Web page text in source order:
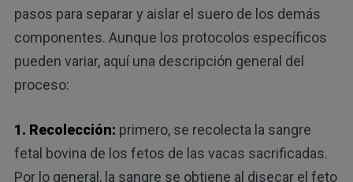
pasos para separar y aislar el suero de los demás
componentes. Aunque los protocolos específicos
pueden variar, aquí una descripción general del
proceso:
1. Recolección: primero, se recolecta la sangre
fetal bovina de los fetos de las vacas sacrificadas.
Por lo general, la sangre se obtiene al disecar el feto